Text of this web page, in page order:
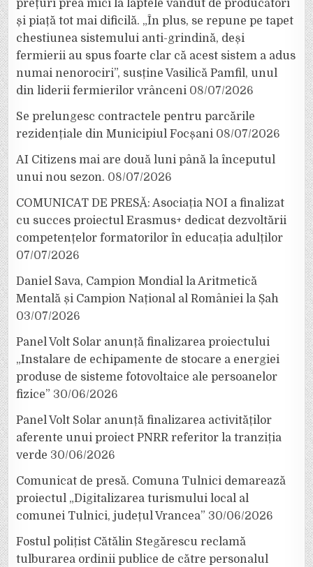
prețuri prea mici la laptele vândut de producători
și piață tot mai dificilă. „În plus, se repune pe tapet
chestiunea sistemului anti-grindină, deși
fermierii au spus foarte clar că acest sistem a adus
numai nenorociri”, susține Vasilică Pamfil, unul
din liderii fermierilor vrânceni 08/07/2026
Se prelungesc contractele pentru parcările
rezidențiale din Municipiul Focșani 08/07/2026
AI Citizens mai are două luni până la începutul
unui nou sezon. 08/07/2026
COMUNICAT DE PRESĂ: Asociația NOI a finalizat
cu succes proiectul Erasmus+ dedicat dezvoltării
competențelor formatorilor în educația adulților
07/07/2026
Daniel Sava, Campion Mondial la Aritmetică
Mentală și Campion Național al României la Șah
03/07/2026
Panel Volt Solar anunță finalizarea proiectului
„Instalare de echipamente de stocare a energiei
produse de sisteme fotovoltaice ale persoanelor
fizice” 30/06/2026
Panel Volt Solar anunță finalizarea activităților
aferente unui proiect PNRR referitor la tranziția
verde 30/06/2026
Comunicat de presă. Comuna Tulnici demarează
proiectul „Digitalizarea turismului local al
comunei Tulnici, județul Vrancea” 30/06/2026
Fostul polițist Cătălin Stegărescu reclamă
tulburarea ordinii publice de către personalul